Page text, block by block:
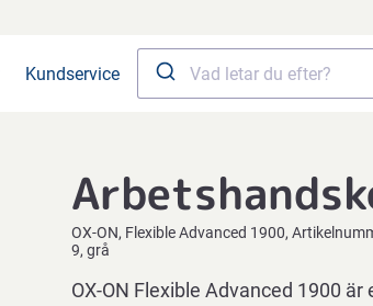
Kundservice
OX-ON Flexible Advanced 1900
9, grå
OX-ON Flexible Advanced 1900